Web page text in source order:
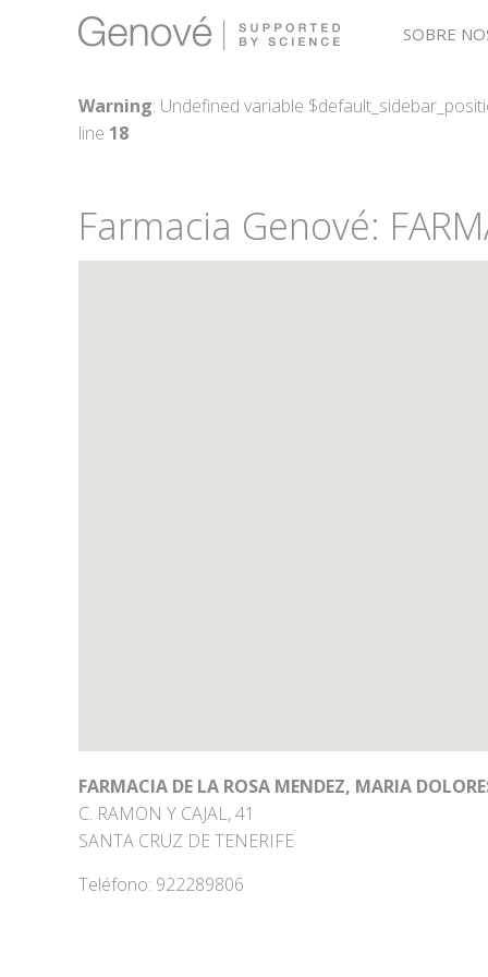
SOBRE
Warning: Undefined variable
line 18
Farmacia Genové:
FARMACIA DE LA ROSA MENDEZ, MARIA
C. RAMON Y CAJAL, 41
SANTA CRUZ DE TENERIFE
Teléfono: 922289806